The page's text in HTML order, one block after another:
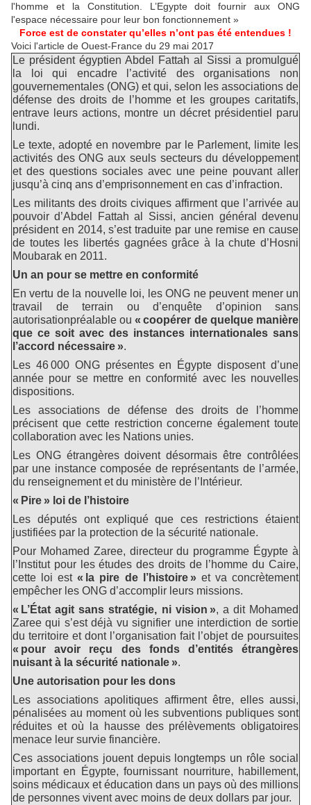
l'homme et la Constitution. L’Egypte doit fournir aux ONG
l'espace nécessaire pour leur bon fonctionnement »
Force est de constater qu’elles n’ont pas été entendues !
Voici l'article de Ouest-France du 29 mai 2017
Le président égyptien Abdel Fattah al Sissi a promulgué
la loi qui encadre l’activité des organisations non
gouvernementales (ONG) et qui, selon les associations de
défense des droits de l’homme et les groupes caritatifs,
entrave leurs actions, montre un décret présidentiel paru
lundi.
Le texte, adopté en novembre par le Parlement, limite les
activités des ONG aux seuls secteurs du développement
et des questions sociales avec une peine pouvant aller
jusqu’à cinq ans d’emprisonnement en cas d’infraction.
Les militants des droits civiques affirment que l’arrivée au
pouvoir d’Abdel Fattah al Sissi, ancien général devenu
président en 2014, s’est traduite par une remise en cause
de toutes les libertés gagnées grâce à la chute d’Hosni
Moubarak en 2011.
Un an pour se mettre en conformité
En vertu de la nouvelle loi, les ONG ne peuvent mener un
travail de terrain ou d’enquête d’opinion sans
autorisationpréalable ou« coopérer de quelque manière
que ce soit avec des instances internationales sans
l’accord nécessaire ».
Les 46 000 ONG présentes en Égypte disposent d’une
année pour se mettre en conformité avec les nouvelles
dispositions.
Les associations de défense des droits de l’homme
précisent que cette restriction concerne également toute
collaboration avec les Nations unies.
Les ONG étrangères doivent désormais être contrôlées
par une instance composée de représentants de l’armée,
du renseignement et du ministère de l’Intérieur.
« Pire » loi de l’histoire
Les députés ont expliqué que ces restrictions étaient
justifiées par la protection de la sécurité nationale.
Pour Mohamed Zaree, directeur du programme Égypte à
l’Institut pour les études des droits de l’homme du Caire,
cette loi est« la pire de l’histoire »et va concrètement
empêcher les ONG d’accomplir leurs missions.
« L’État agit sans stratégie, ni vision », a dit Mohamed
Zaree qui s’est déjà vu signifier une interdiction de sortie
du territoire et dont l’organisation fait l’objet de poursuites
« pour avoir reçu des fonds d’entités étrangères
nuisant à la sécurité nationale ».
Une autorisation pour les dons
Les associations apolitiques affirment être, elles aussi,
pénalisées au moment où les subventions publiques sont
réduites et où la hausse des prélèvements obligatoires
menace leur survie financière.
Ces associations jouent depuis longtemps un rôle social
important en Égypte, fournissant nourriture, habillement,
soins médicaux et éducation dans un pays où des millions
de personnes vivent avec moins de deux dollars par jour.